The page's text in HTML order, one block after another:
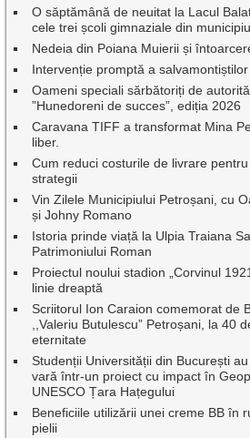
O săptămână de neuitat la Lacul
cele trei școli gimnaziale din
Nedeia din Poiana Muierii și
Intervenție promptă a
Oameni speciali sărbătoriți de
”Hunedoreni de succes”, ediția 2026
Caravana TIFF a transformat Mina
liber.
Cum reduci costurile de livrare
strategii
Vin Zilele Municipiului Petroșani, cu
și Johny Romano
Istoria prinde viață la Ulpia Traiana
Patrimoniului Roman
Proiectul noului stadion „Corvinul
linie dreaptă
Scriitorul Ion Caraion comemorat de
,,Valeriu Butulescu” Petroșani, la 40
eternitate
Studenții Universității din București
vară într-un proiect cu impact în
UNESCO Țara Hațegului
Beneficiile utilizării unei creme BB în
pielii